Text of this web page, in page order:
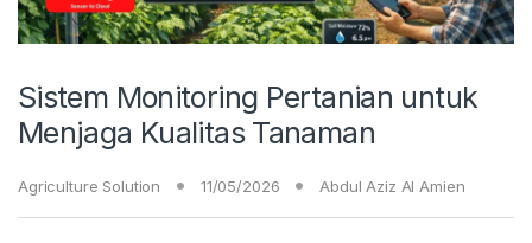
Sistem Monitoring Pertanian untuk
Menjaga Kualitas Tanaman
Agriculture Solution 11/05/2026 Abdul Aziz Al Amien